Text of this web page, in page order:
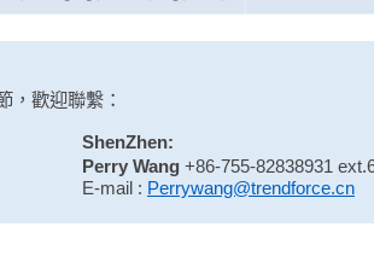
，歡迎聯繫：
ShenZhen:
Perry Wang +86-755-82838931
E-mail : Perrywang@trendforce.cn